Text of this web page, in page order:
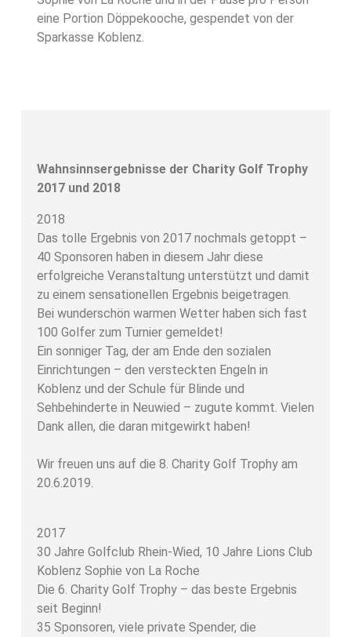
eine Portion Döppekooche, gespendet von der
Sparkasse Koblenz.
Wahnsinnsergebnisse der Charity Golf Trophy
2017 und 2018
2018
Das tolle Ergebnis von 2017 nochmals getoppt –
40 Sponsoren haben in diesem Jahr diese
erfolgreiche Veranstaltung unterstützt und damit
zu einem sensationellen Ergebnis beigetragen.
Bei wunderschön warmen Wetter haben sich fast
100 Golfer zum Turnier gemeldet!
Ein sonniger Tag, der am Ende den sozialen
Einrichtungen – den versteckten Engeln in
Koblenz und der Schule für Blinde und
Sehbehinderte in Neuwied – zugute kommt. Vielen
Dank allen, die daran mitgewirkt haben!
Wir freuen uns auf die 8. Charity Golf Trophy am
20.6.2019.
2017
30 Jahre Golfclub Rhein-Wied, 10 Jahre Lions Club
Koblenz Sophie von La Roche
Die 6. Charity Golf Trophy – das beste Ergebnis
seit Beginn!
35 Sponsoren, viele private Spender, die